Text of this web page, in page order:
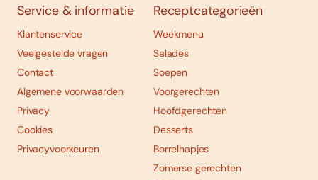
Service & informatie
Klantenservice
Veelgestelde vragen
Contact
Algemene voorwaarden
Privacy
Cookies
Privacyvoorkeuren
Receptcategorieën
Weekmenu
Salades
Soepen
Voorgerechten
Hoofdgerechten
Desserts
Borrelhapjes
Zomerse gerechten